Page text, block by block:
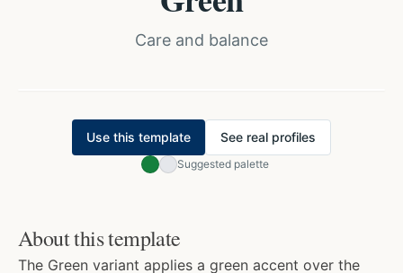
Care and balance
AS
Dra. Ana Silva
CRM SP 123456
Use this template See real profiles
Suggested palette
About this template
The Green variant applies a green accent over the